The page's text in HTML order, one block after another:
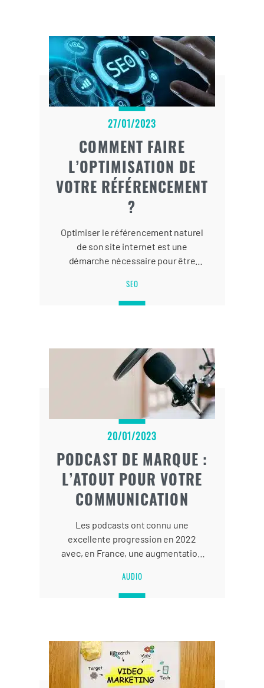
27/01/2023
COMMENT FAIRE
L’OPTIMISATION DE
VOTRE RÉFÉRENCEMENT
?
Optimiser le référencement naturel
de son site internet est une
démarche nécessaire pour être
recherche.
SEO
20/01/2023
PODCAST DE MARQUE :
L’ATOUT POUR VOTRE
COMMUNICATION
Les podcasts ont connu une
excellente progression en 2022
avec, en France, une augmentation
téléchargement par rapport à 2021,
selon Médiamétrie.
AUDIO